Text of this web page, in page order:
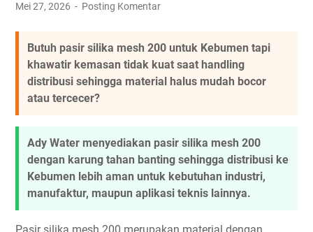
Mei 27, 2026 Posting Komentar
Butuh pasir silika mesh 200 untuk Kebumen tapi
khawatir kemasan tidak kuat saat handling
distribusi sehingga material halus mudah bocor
atau tercecer?
Ady Water menyediakan pasir silika mesh 200
dengan karung tahan banting sehingga distribusi ke
Kebumen lebih aman untuk kebutuhan industri,
manufaktur, maupun aplikasi teknis lainnya.